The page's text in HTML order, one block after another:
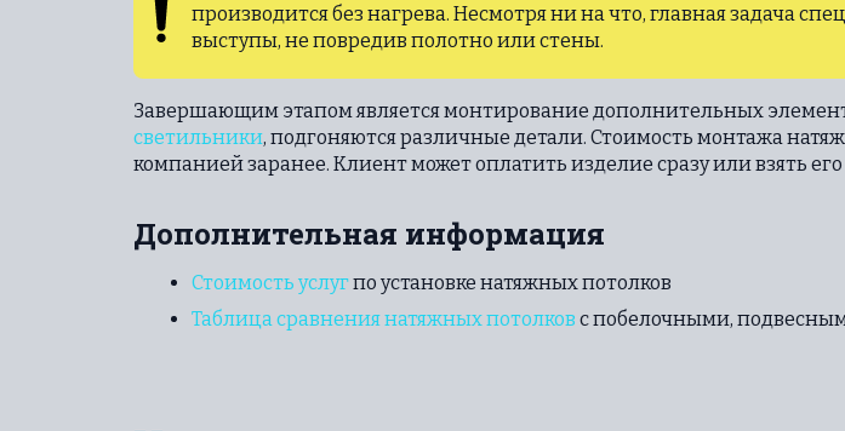
производится без нагрева. Несмотря ни на что, главная задача
выступы, не повредив полотно или стены.
Завершающим этапом является монтирование дополнительных
светильники, подгоняются различные детали. Стоимость монтажа
компанией заранее. Клиент может оплатить изделие сразу или взять его
Дополнительная информация
Стоимость услугпо установке натяжных потолков
Таблица сравнения натяжных потолков с побелочными,